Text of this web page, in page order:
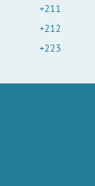
+211
+212
+223